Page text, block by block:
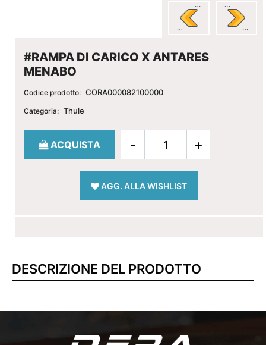
#RAMPA DI CARICO X ANTARES
MENABO
Codice prodotto: CORA000082100000
Categoria: Thule
Quantità
ACQUISTA
AGG. ALLA WISHLIST
DESCRIZIONE DEL PRODOTTO